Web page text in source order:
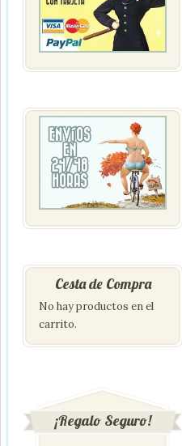
Cesta de Compra
No hay productos en el
carrito.
¡Regalo Seguro!